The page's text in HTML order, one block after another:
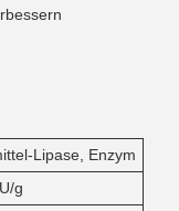
Lipase, Enzym
g